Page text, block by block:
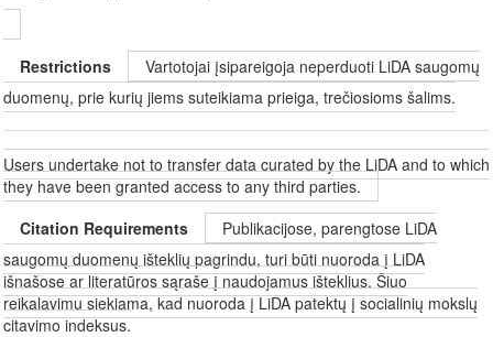
Restrictions
Vartotojai įsipareigoja neperduoti LiDA saugomų
duomenų, prie kurių jiems suteikiama prieiga, trečiosioms šalims.
Users undertake not to transfer data curated by the LiDA and to which
they have been granted access to any third parties.
Citation Requirements
Publikacijose, parengtose LiDA
saugomų duomenų išteklių pagrindu, turi būti nuoroda į LiDA
išnašose ar literatūros sąraše į naudojamus išteklius. Šiuo
reikalavimu siekiama, kad nuoroda į LiDA patektų į socialinių mokslų
citavimo indeksus.